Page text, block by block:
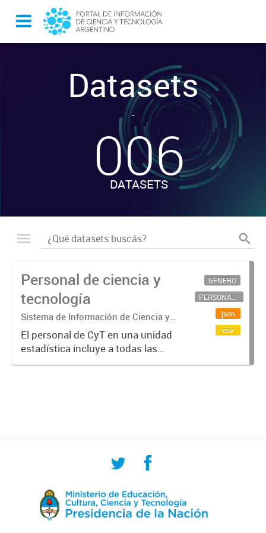
Datasets
-
006
DATASETS
Personal de ciencia y
tecnología
Sistema de Información de Ciencia y
Tecnología Argentino (SICYTAR)
El personal de CyT en una unidad
estadística incluye a todas las
personas involucradas
GÉNERO
PERSONAL CIENTÍFICO-TECNOLÓGICO
json
csv